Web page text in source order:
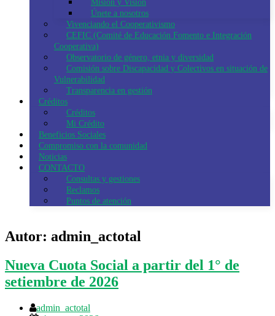
Misión y Visión
Únete a nosotros
Vivenciando el Cooperativismo
CEFIC (Comité de Educación Fomento e Integración
Cooperativa)
Observatorio de género, etnia y diversidad
Comisión sobre Discapacidad y Colectivos en situación de
Vulnerabilidad
Transparencia en gestión
Créditos
Créditos
Mi Crédito
Beneficios Sociales
Compromiso con la comunidad
Noticias
CONTACTO
Consultas y gestiones
Reclamos
Puntos de atención
Autor: admin_actotal
Nueva Cuota Social a partir del 1° de
setiembre de 2026
admin_actotal